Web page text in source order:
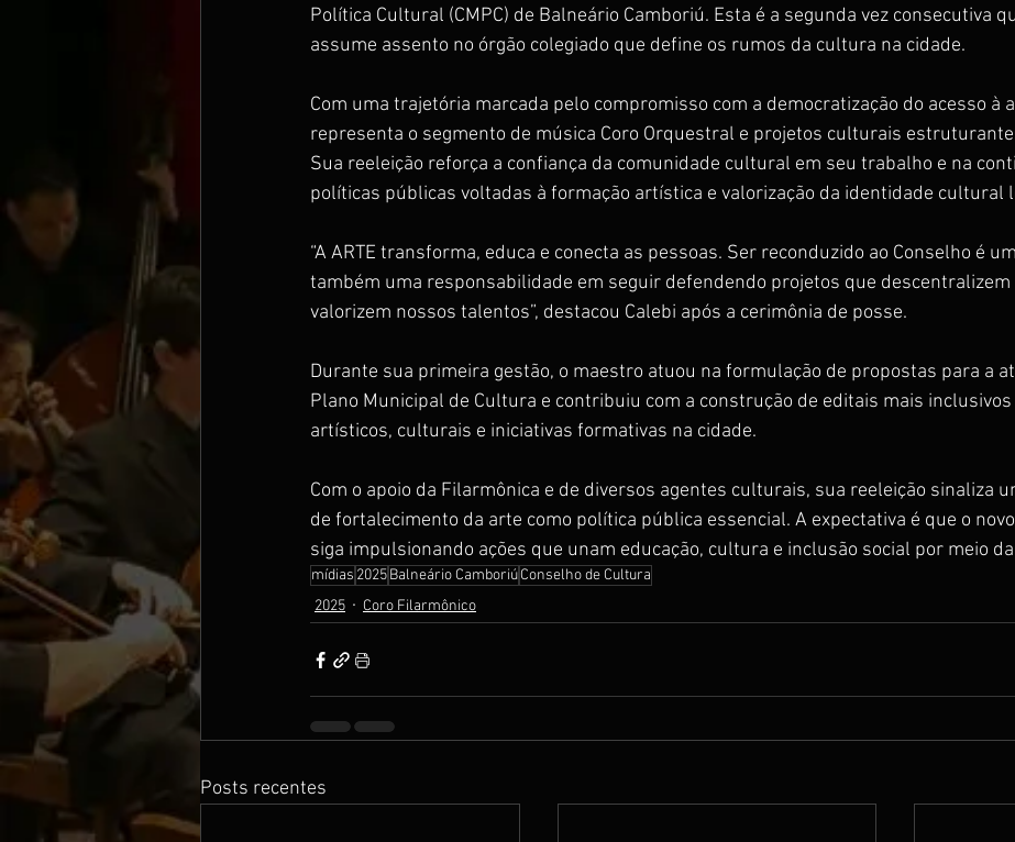
Política Cultural (CMPC) de Balneário Camboriú. Esta é a segunda vez consecutiva
assume assento no órgão colegiado que define os rumos da cultura na cidade.
Com uma trajetória marcada pelo compromisso com a democratização do acesso à
representa o segmento de música Coro Orquestral e projetos culturais
Sua reeleição reforça a confiança da comunidade cultural em seu trabalho e na
políticas públicas voltadas à formação artística e valorização da identidade cultural
“A ARTE transforma, educa e conecta as pessoas. Ser reconduzido ao Conselho é
também uma responsabilidade em seguir defendendo projetos que descentralizem
valorizem nossos talentos”, destacou Calebi após a cerimônia de posse.
Durante sua primeira gestão, o maestro atuou na formulação de propostas para a
Plano Municipal de Cultura e contribuiu com a construção de editais mais
artísticos, culturais e iniciativas formativas na cidade.
Com o apoio da Filarmônica e de diversos agentes culturais, sua reeleição sinaliza
de fortalecimento da arte como política pública essencial. A expectativa é que o
siga impulsionando ações que unam educação, cultura e inclusão social por meio da
mídias 2025Balneário CamboriúConselho de Cultura
2025
Coro Filarmônico
Posts recentes